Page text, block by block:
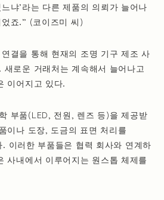
냐’라는 다른 제품의 의뢰가 늘어나
죠.” (코이즈미 씨)
결을 통해 현재의 조명 기구 제조 사
새로운 거래처는 계속해서 늘어나고
이어지고 있다.
부품(LED, 전원, 렌즈 등)을 제공받
이나 도장, 도금의 표면 처리를
이러한 부품들은 협력 회사와 연계하
사내에서 이루어지는 원스톱 체제를